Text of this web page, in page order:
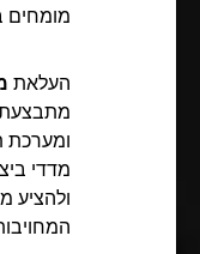
מומחים
העלאת
מתבצעת
ומערכת
מדדי
ולהציע